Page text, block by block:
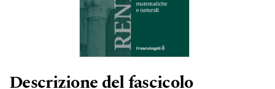
Descrizione del fascicolo